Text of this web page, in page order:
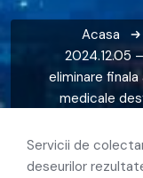
Acasa
2024.12.05
eliminare
medicale
Servicii de
deseurilor